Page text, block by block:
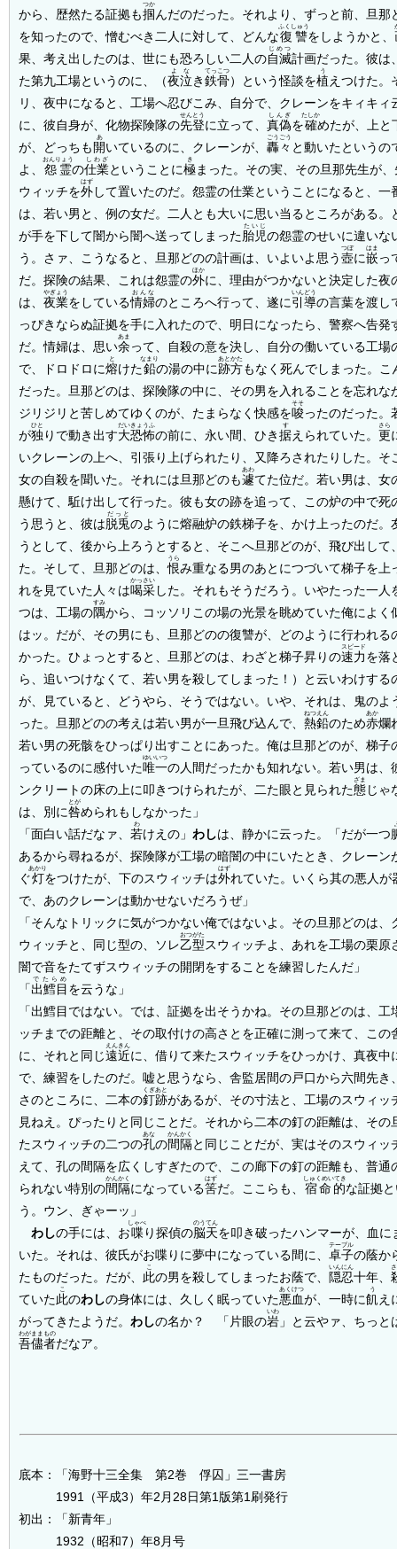
から、歴然たる証拠も掴
つか
んだのだった。それより、ずっと前、旦那
を知ったので、憎むべき二人に対して、どんな復讐
ふくしゅう
をしようかと、
果、考え出したのは、世にも恐ろしい二人の自滅
じめつ
計画だった。彼は
た第九工場というのに、（夜泣
よな
き鉄骨
てっこつ
）という怪談を植
う
えつけた。
リ、夜中になると、工場へ忍びこみ、自分で、クレーンをキィキィ
に、彼自身が、化物探険隊の先登
せんとう
に立って、真偽
しんぎ
を確
たしか
めたが、上と
が、どっちも開
あ
いているのに、クレーンが、轟々
ごうごう
と動いたというの
よ、 怨霊
おんりょう
の仕業
しわざ
ということに極
き
まった。その実、その旦那先生が
ウィッチを外
はず
して置いたのだ。怨霊の仕業ということになると、一
は、若い男と、例の女だ。二人とも大いに思い当るところがある。
が手を下して闇から闇へ送ってしまった胎児
たいじ
の怨霊のせいに違いな
う。さァ、こうなると、旦那どのの計画は、いよいよ思う壺
つぼ
に嵌
はま
っ
だ。探険の結果、これは怨霊の外
ほか
に、理由がつかないと決定した夜
は、夜業
やぎょう
をしている情婦
おんな
のところへ行って、遂に引導
いんどう
の言葉を渡し
っぴきならぬ証拠を手に入れたので、明日になったら、警察へ告発
だ。情婦は、思い余
あま
って、自殺の意を決し、自分の働いている工場
で、ドロドロに熔
と
けた鉛
なまり
の湯の中に跡方
あとかた
もなく死んでしまった。
だった。旦那どのは、探険隊の中に、その男を入れることを忘れな
ジリジリと苦しめてゆくのが、たまらなく快感を唆
そそ
ったのだった。
が独
ひと
りで動き出す大恐怖
だいきょうふ
の前に、永い間、ひき据
す
えられていた。更
さら
いクレーンの上へ、引張り上げられたり、又降ろされたりした。そ
女の自殺を聞いた。それには旦那どのも遽
あわ
てた位だ。若い男は、女
懸けて、駈け出して行った。彼も女の跡を追って、この炉の中で死
う思うと、彼は脱兎
だっと
のように熔融炉の鉄梯子を、かけ上ったのだ。
うとして、後から上ろうとすると、そこへ旦那どのが、飛び出して
た。そして、旦那どのは、恨
うら
み重なる男のあとにつづいて梯子を上
れを見ていた人々は喝采
かっさい
した。それもそうだろう。いやたった一人
つは、工場の隅
すみ
から、コッソリこの場の光景を眺めていた俺によく
はッ。だが、その男にも、旦那どのの復讐が、どのように行われる
かった。ひょっとすると、旦那どのは、わざと梯子昇りの速力
スピード
を落
ら、追いつけなくて、若い男を殺してしまった！）と云いわけする
が、見ていると、どうやら、そうではない。いや、それは、鬼のよ
った。旦那どのの考えは若い男が一旦飛び込んで、熱鉛
ねつえん
のため赤
あか
爛
若い男の死骸をひっぱり出すことにあった。俺は旦那どのが、梯子
っているのに感付いた唯一
ゆいいつ
の人間だったかも知れない。若い男は、
ンクリートの床の上に叩きつけられたが、二た眼と見られた態
ざま
じゃ
は、別に咎
とが
められもしなかった」
「面白い話だなァ、若
わ
けえの」わしは、静かに云った。「だが一つ
あるから尋ねるが、探険隊が工場の暗闇の中にいたとき、クレーン
ぐ灯
あかり
をつけたが、下のスウィッチは外
はず
れていた。いくら其の悪人が
で、あのクレーンは動かせないだろうぜ」
「そんなトリックに気がつかない俺ではないよ。その旦那どのは
ウィッチと、同じ型の、ソレ乙型
おつがた
スウィッチよ、あれを工場の栗原
闇で音をたてずスウィッチの開閉をすることを練習したんだ」
「出鱈目
でたらめ
を云うな」
「出鱈目ではない。では、証拠を出そうかね。その旦那どのは、
ッチまでの距離と、その取付けの高さとを正確に測って来て、この
に、それと同じ遠近
えんきん
に、借りて来たスウィッチをひっかけ、真夜中
で、練習をしたのだ。嘘と思うなら、舎監居間の戸口から六間先き
さのところに、二本の釘跡
くぎあと
があるが、その寸法と、工場のスウィッ
見ねえ。ぴったりと同じことだ。それから二本の釘の距離は、その
たスウィッチの二つの孔
あな
の間隔
かんかく
と同じことだが、実はそのスウィッ
えて、孔の間隔を広くしすぎたので、この廊下の釘の距離も、普通
られない特別の間隔
かんかく
になっている筈
はず
だ。ここらも、 宿命的
しゅくめいてき
な証拠
う。ウン、ぎゃーッ」
わしの手には、お喋
しゃべ
り探偵の脳天
のうてん
を叩き破ったハンマーが、血
いた。それは、彼氏がお喋りに夢中になっている間に、卓子
テーブル
の蔭か
たものだった。だが、 此
こ
の男を殺してしまったお蔭で、 隠忍
いんにん
十年、
ていた此
こ
のわしの身体には、久しく眠っていた悪血
あくけつ
が、一時に飢
う
え
がってきたようだ。わしの名か？ 「片眼の岩
いわ
」と云やァ、ちっ
吾儘者
わがままもの
だなア。
底本：「海野十三全集 第2巻 俘囚」三一書房
1991（平成3）年2月28日第1版第1刷発行
初出：「新青年」
1932（昭和7）年8月号